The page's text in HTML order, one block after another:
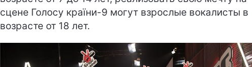
сцене Голосу країни-9 могут взрослые вокалисты в
возрасте от 18 лет.